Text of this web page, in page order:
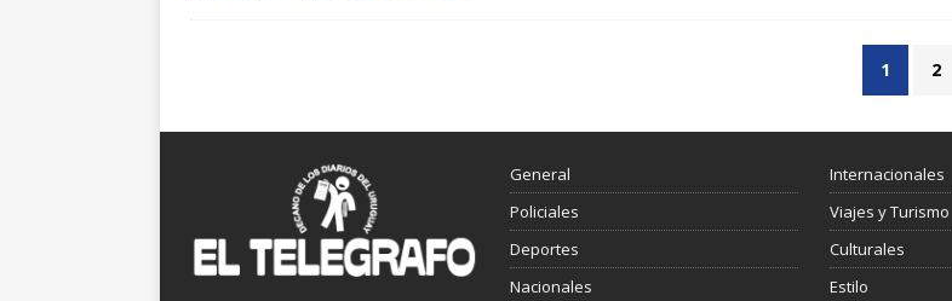
1 2
General
Policiales
Deportes
Nacionales
Internacionales
Viajes y Turismo
Culturales
Estilo